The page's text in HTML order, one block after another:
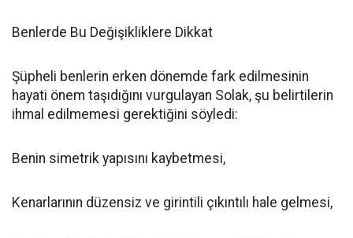
Benlerde Bu Değişikliklere Dikkat
Şüpheli benlerin erken dönemde fark edilmesinin
hayati önem taşıdığını vurgulayan Solak, şu belirtilerin
ihmal edilmemesi gerektiğini söyledi:
Benin simetrik yapısını kaybetmesi,
Kenarlarının düzensiz ve girintili çıkıntılı hale gelmesi,